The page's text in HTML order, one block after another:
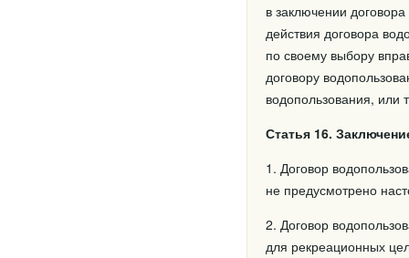
в заключении
действия договора
по своему выбору
договору
водопользования, или
Статья 16.
1. Договор
не предусмотрено
2. Договор
для рекреационных